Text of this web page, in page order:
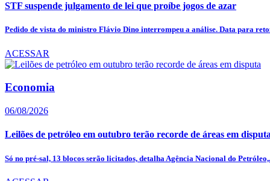
STF suspende julgamento de lei que proíbe jogos de azar
Pedido de vista do ministro Flávio Dino interrompeu a análise. Data para
ACESSAR
Economia
06/08/2026
Leilões de petróleo em outubro terão recorde de áreas em disputa
Só no pré-sal, 13 blocos serão licitados, detalha Agência Nacional do